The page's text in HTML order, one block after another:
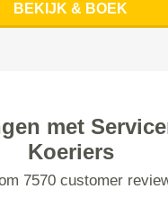
BEKIJK & BOEK
met
Koeriers
7570 customer